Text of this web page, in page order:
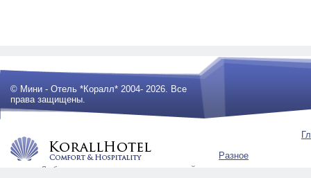
© Мини - Отель *Коралл* 2004- 2026. Все
права защищены.
Любое использование материалов сайта
Разное